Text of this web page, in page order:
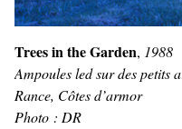
Trees in the Garden, 1988
Ampoules led sur des petits
Rance, Côtes d’armor
Photo : DR